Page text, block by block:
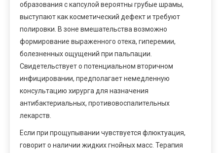
образования с капсулой вероятны грубые шрамы,
выступают как косметический дефект и требуют
полировки. В зоне вмешательства возможно
формирование выраженного отека, гиперемии,
болезненных ощущений при пальпации.
Свидетельствует о потенциальном вторичном
инфицировании, предполагает немедленную
консультацию хирурга для назначения
антибактериальных, противовоспалительных
лекарств.
Если при прощупывании чувствуется флюктуация,
говорит о наличии жидких гнойных масс. Терапия